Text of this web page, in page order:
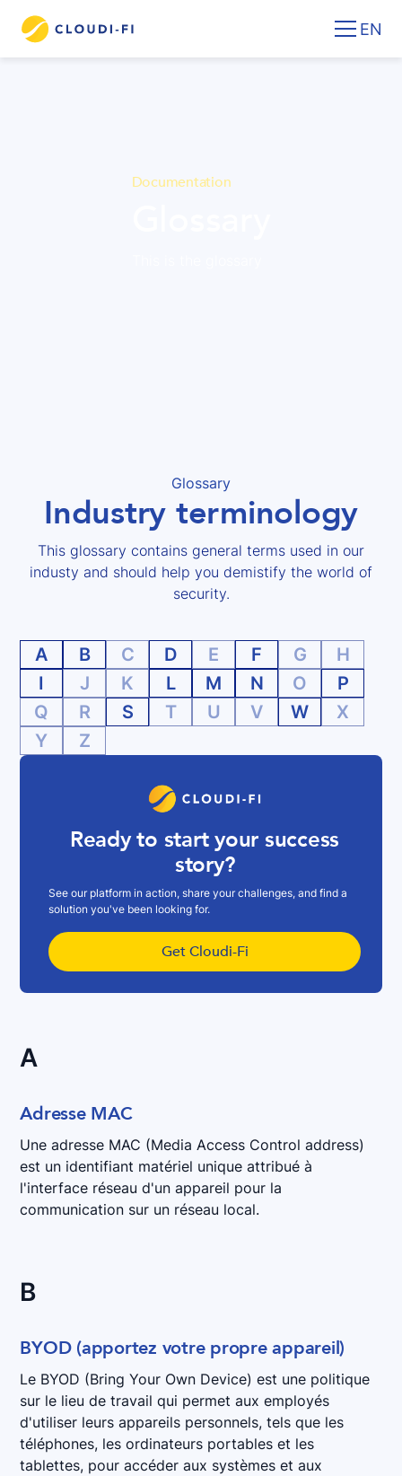
EN
Documentation
Glossary
Industry terminology
This glossary contains general terms used in our
industy and should help you demistify the world of
security.
A
Adresse MAC
Une adresse MAC (Media Access Control address)
est un identifiant matériel unique attribué à
l'interface réseau d'un appareil pour la
communication sur un réseau local.
B
BYOD (apportez votre propre appareil)
Le BYOD (Bring Your Own Device) est une politique
sur le lieu de travail qui permet aux employés
d'utiliser leurs appareils personnels, tels que les
téléphones, les ordinateurs portables et les
tablettes, pour accéder aux systèmes et aux
A B C D E F G
H
I
J K L M N O
P
Q
R S T U V W
X
Y
Z
Ready to start your success
story?
See our platform in action, share your challenges, and find a
solution you've been looking for.
Get Cloudi-Fi